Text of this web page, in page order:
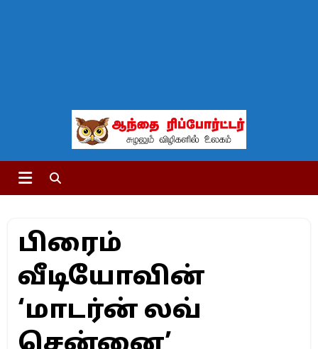
பிரைம்
வீடியோவின்
‘மாடர்ன் லவ்